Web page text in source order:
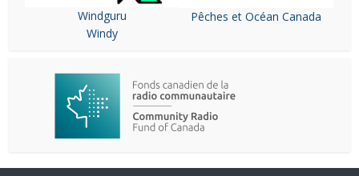
Windguru
Windy
Pêches et Océan Canada